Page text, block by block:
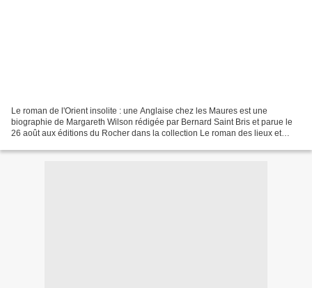
Le roman de l'Orient insolite : une Anglaise chez les Maures est une
biographie de Margareth Wilson rédigée par Bernard Saint Bris et parue le
26 août aux éditions du Rocher dans la collection Le roman des lieux et